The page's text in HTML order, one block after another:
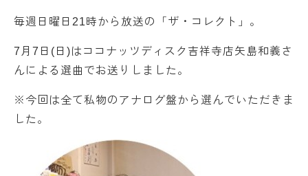
毎週日曜日21時から放送の「ザ・コレクト」。
7月7日(日)はココナッツディスク吉祥寺店矢島和義さ
んによる選曲でお送りしました。
※今回は全て私物のアナログ盤から選んでいただきま
した。